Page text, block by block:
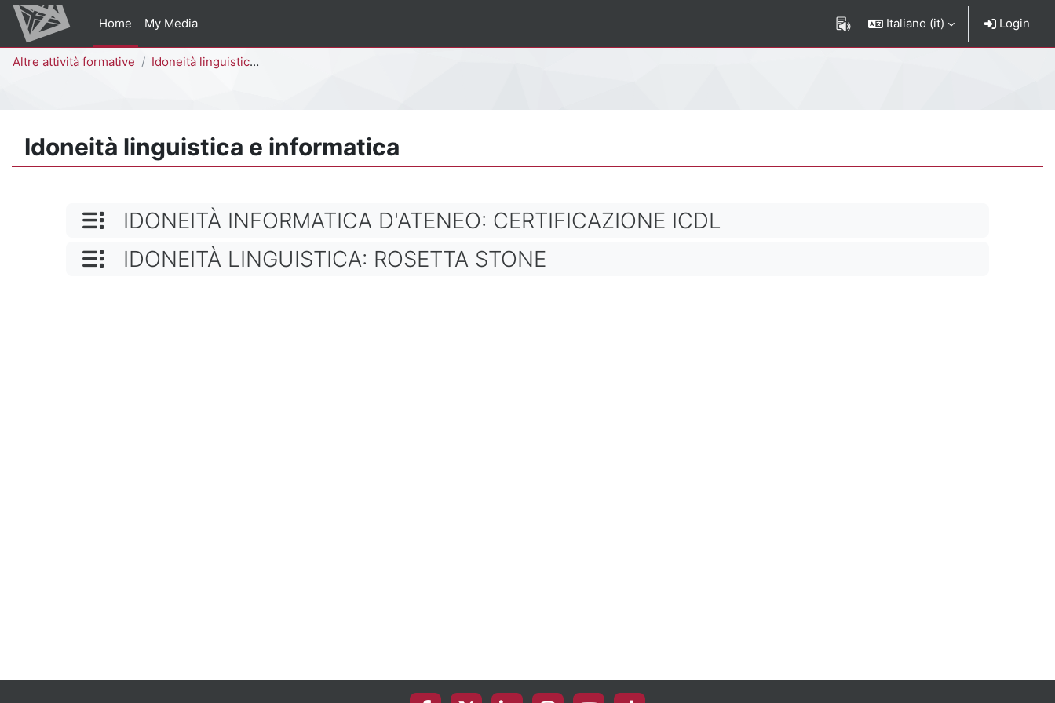
Vai al contenuto principale
Home
My Media Italiano ‎(it)‎ Login
Percorso della pagina
Altre attività formative Idoneità linguistica e informatica
Idoneità linguistica e informatica
NOME CATEGORIA
IDONEITÀ INFORMATICA D'ATENEO: CERTIFICAZIONE ICDL
NOME CATEGORIA
IDONEITÀ LINGUISTICA: ROSETTA STONE